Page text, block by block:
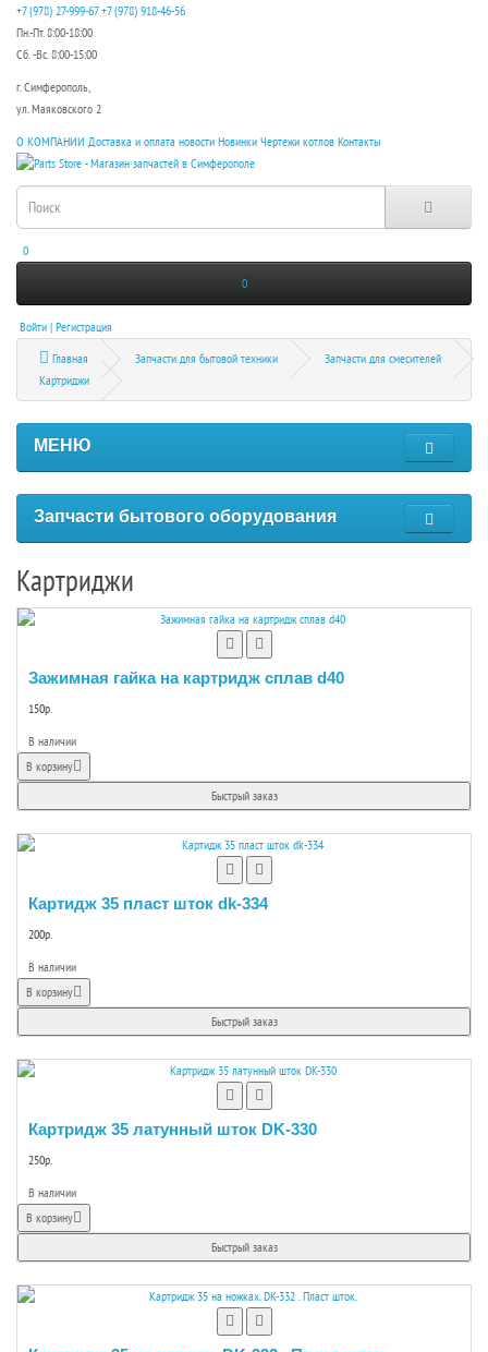
+7 (978) 27-999-67 +7 (978) 918-46-56
Пн.-Пт. 8:00-18:00
Сб. -Вс. 8:00-15:00
г. Симферополь,
ул. Маяковского 2
О КОМПАНИИ Доставка и оплата новости Новинки Чертежи котлов Контакты
0
0
Войти | Регистрация
Главная
Запчасти для бытовой техники
Запчасти для смесителей
Картриджи
МЕНЮ
Запчасти бытового оборудования
Картриджи
Зажимная гайка на картридж сплав d40
150р.
В наличии
В корзину
Быстрый заказ
Картидж 35 пласт шток dk-334
200р.
В наличии
В корзину
Быстрый заказ
Картридж 35 латунный шток DK-330
250р.
В наличии
В корзину
Быстрый заказ